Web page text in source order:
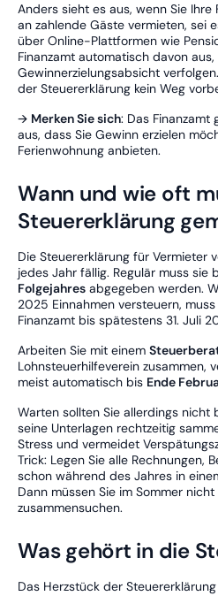
Anders sieht es aus, wenn Sie
an zahlende Gäste vermieten, sei
über Online-Plattformen wie
Finanzamt automatisch davon
Gewinnerzielungsabsicht
der Steuererklärung kein Weg
🡪 Merken Sie sich: Das Finanzamt
aus, dass Sie Gewinn erzielen
Ferienwohnung anbieten.
Wann und wie oft
Steuererklärung
Die Steuererklärung für Vermieter
jedes Jahr fällig. Regulär muss sie
Folgejahres abgegeben werden.
2025 Einnahmen versteuern,
Finanzamt bis spätestens 31. Juli
Arbeiten Sie mit einem
Lohnsteuerhilfeverein zusammen,
meist automatisch bis Ende
Warten sollten Sie allerdings nicht
seine Unterlagen rechtzeitig
Stress und vermeidet
Trick: Legen Sie alle Rechnungen,
schon während des Jahres in
Dann müssen Sie im Sommer
zusammensuchen.
Was gehört in die
Das Herzstück der